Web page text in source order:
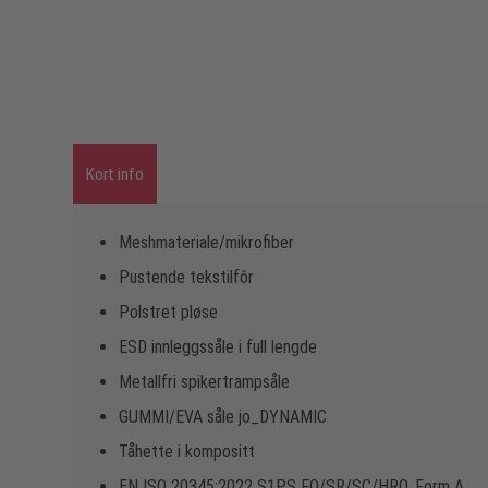
Kort info
Meshmateriale/mikrofiber
Pustende tekstilfôr
Polstret pløse
ESD innleggssåle i full lengde
Metallfri spikertrampsåle
GUMMI/EVA såle jo_DYNAMIC
Tåhette i kompositt